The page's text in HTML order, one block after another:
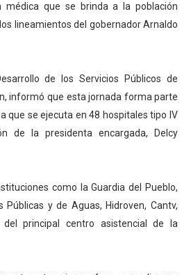
Venezuela Renace en el
médica que se brinda a la población
lineamientos del gobernador Arnaldo
de los Servicios Públicos de
informó que esta jornada forma parte
que se ejecuta en 48 hospitales tipo IV
de la presidenta encargada, Delcy
como la Guardia del Pueblo,
Públicas y de Aguas, Hidroven, Cantv,
principal centro asistencial de la